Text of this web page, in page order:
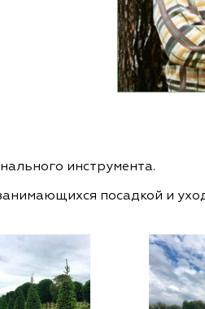
инструмента.
посадкой и